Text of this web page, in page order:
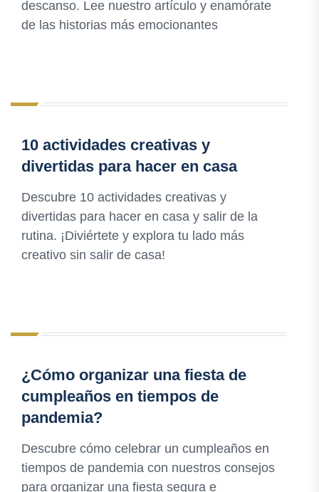
descanso. Lee nuestro artículo y enamórate
de las historias más emocionantes
10 actividades creativas y
divertidas para hacer en casa
Descubre 10 actividades creativas y
divertidas para hacer en casa y salir de la
rutina. ¡Diviértete y explora tu lado más
creativo sin salir de casa!
¿Cómo organizar una fiesta de
cumpleaños en tiempos de
pandemia?
Descubre cómo celebrar un cumpleaños en
tiempos de pandemia con nuestros consejos
para organizar una fiesta segura e